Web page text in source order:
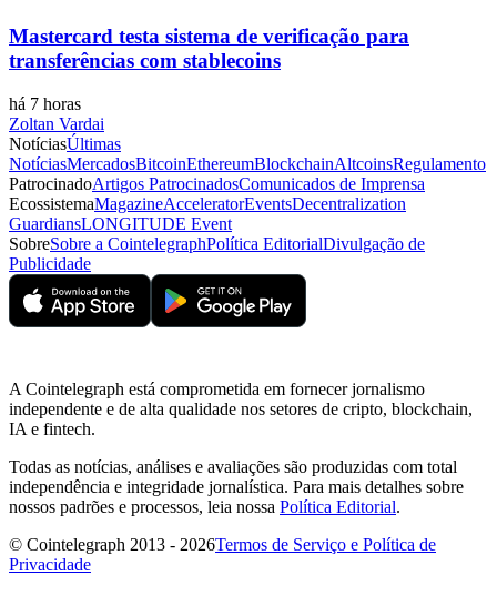
Mastercard testa sistema de verificação para
transferências com stablecoins
há 7 horas
Zoltan Vardai
NotíciasÚltimas
NotíciasMercadosBitcoinEthereumBlockchainAltcoinsRegulamento
PatrocinadoArtigos PatrocinadosComunicados de Imprensa
EcossistemaMagazineAcceleratorEventsDecentralization
GuardiansLONGITUDE Event
SobreSobre a CointelegraphPolítica EditorialDivulgação de
Publicidade
A Cointelegraph está comprometida em fornecer jornalismo
independente e de alta qualidade nos setores de cripto, blockchain,
IA e fintech.
Todas as notícias, análises e avaliações são produzidas com total
independência e integridade jornalística. Para mais detalhes sobre
nossos padrões e processos, leia nossa Política Editorial.
© Cointelegraph 2013 - 2026Termos de Serviço e Política de
Privacidade